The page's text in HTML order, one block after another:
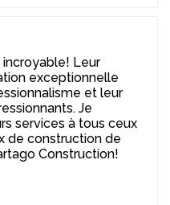
Leur
exceptionnelle
et leur
Je
services à tous ceux
de construction de
Construction!